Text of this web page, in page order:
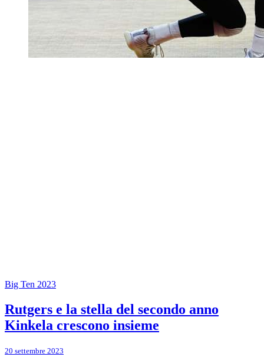
Big Ten 2023
Rutgers e la stella del secondo anno
Kinkela crescono insieme
20 settembre 2023